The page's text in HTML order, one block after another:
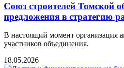
Союз строителей Томской
предложения в стратегию
В настоящий момент организация
участников объединения.
18.05.2026